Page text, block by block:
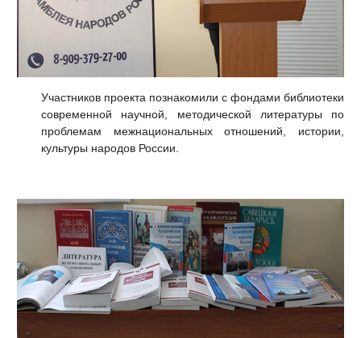
Участников проекта познакомили с фондами библиотеки
современной научной, методической литературы по
проблемам межнациональных отношений, истории,
культуры народов России.